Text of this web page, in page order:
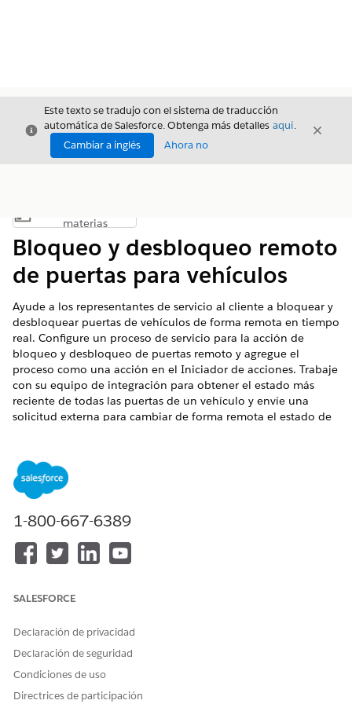
Cerrar
Este texto se tradujo con el sistema de traducción
automática de Salesforce. Obtenga más detalles aquí.
Cambiar a inglés
Ahora no
Cerrar
Mostrar índice de materias
materias
Bloqueo y desbloqueo remoto
de puertas para vehículos
Ayude a los representantes de servicio al cliente a bloquear y
desbloquear puertas de vehículos de forma remota en tiempo
real. Configure un proceso de servicio para la acción de
bloqueo y desbloqueo de puertas remoto y agregue el
proceso como una acción en el Iniciador de acciones. Trabaje
con su equipo de integración para obtener el estado más
reciente de todas las puertas de un vehículo y envíe una
solicitud externa para cambiar de forma remota el estado de
conductores cuando están bloqueados en sus vehículos,
cuando las puertas funcionan mal o cuando tienen un
accidente.
Configure definiciones de integración, orquestaciones de
representantes de servicio a iniciar la acción rápidamente.
Personalice la configuración de acción remota para ampliarla
de configuraciones. Consulte
Gestiónde acciones.
Componentes de OmniStudio para acciones remotas
El proceso de servicio Bloqueo y desbloqueo de puertas
1-800-667-6389
SALESFORCE
Declaración de privacidad
Declaración de seguridad
Condiciones de uso
Directrices de participación